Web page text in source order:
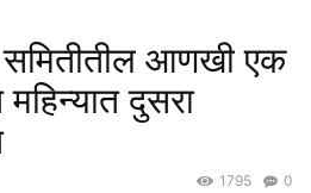
आणखी एक
महिन्यात दुसरा
0
1795